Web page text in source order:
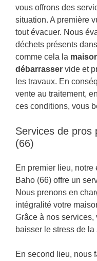
vous offrons des
situation. A première
tout évacuer. Nous
déchets présents
comme cela la
débarrasser vide et
les travaux. En
vente au traitement,
ces conditions, vous
Services de pros
(66)
En premier lieu, notre
Baho (66) offre un
Nous prenons en
intégralité votre
Grâce à nos
baisser le stress de la
En second lieu, nous